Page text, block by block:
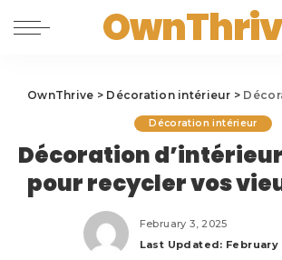
OwnThrive > Décoration intérieur > Décoration
Décoration intérieur
Décoration d’intérieur
pour recycler vos
February 3, 2025
Last Updated: February